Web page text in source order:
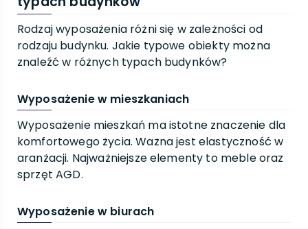
Rodzaj wyposażenia różni się w zależności od
rodzaju budynku. Jakie typowe obiekty można
znaleźć w różnych typach budynków?
Wyposażenie w mieszkaniach
Wyposażenie mieszkań ma istotne znaczenie dla
komfortowego życia. Ważna jest elastyczność w
aranżacji. Najważniejsze elementy to meble oraz
sprzęt AGD.
Wyposażenie w biurach